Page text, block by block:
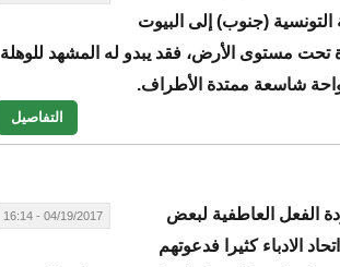
(جنوب) إلى البيوت
تحت مستوى الأرض، فقد يبدو له المشهد للوهلة
شاسعة ممتدة الأطراف.
التفاصيل
04/19/2017 - 16:14
الفعل العاطفية لبعض
الادباء كثيرا فدعوتهم